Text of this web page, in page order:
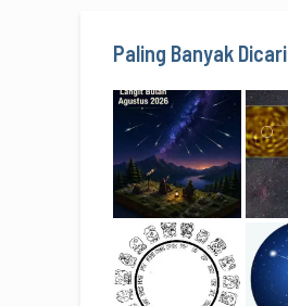
Paling Banyak Dicari